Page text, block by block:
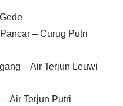
– Curug Putri
– Air Terjun Leuwi
Air Terjun Putri